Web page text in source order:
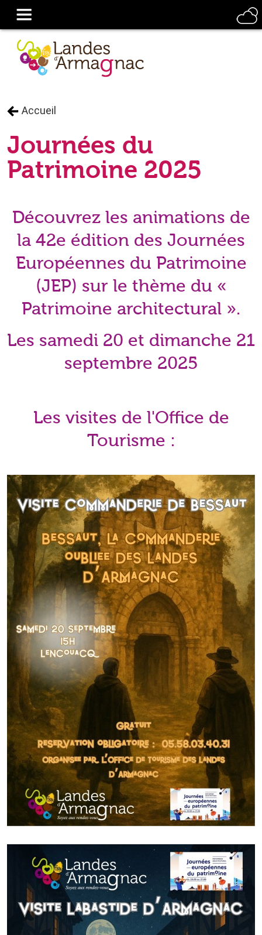
Accueil
Journées du
Patrimoine 2025
Découvrez les animations de
la 42e édition des Journées
Européennes du Patrimoine
(JEP) sur le thème du «
Patrimoine architectural ».
Les samedi 20 et dimanche 21
septembre 2025
Les visites de l'Office de
Tourisme :